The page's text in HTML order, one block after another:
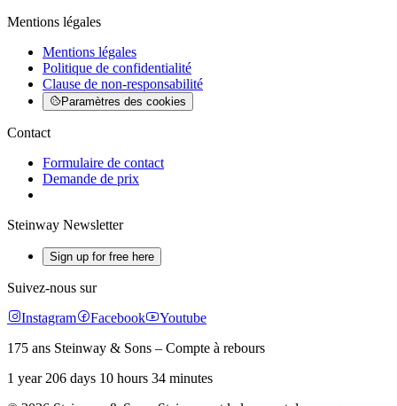
Mentions légales
Mentions légales
Politique de confidentialité
Clause de non-responsabilité
Paramètres des cookies
Contact
Formulaire de contact
Demande de prix
Steinway Newsletter
Sign up for free here
Suivez-nous sur
Instagram
Facebook
Youtube
175 ans Steinway & Sons – Compte à rebours
1 year 206 days 10 hours 34 minutes